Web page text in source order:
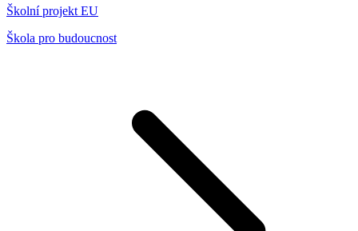
Školní projekt EU
Škola pro budoucnost